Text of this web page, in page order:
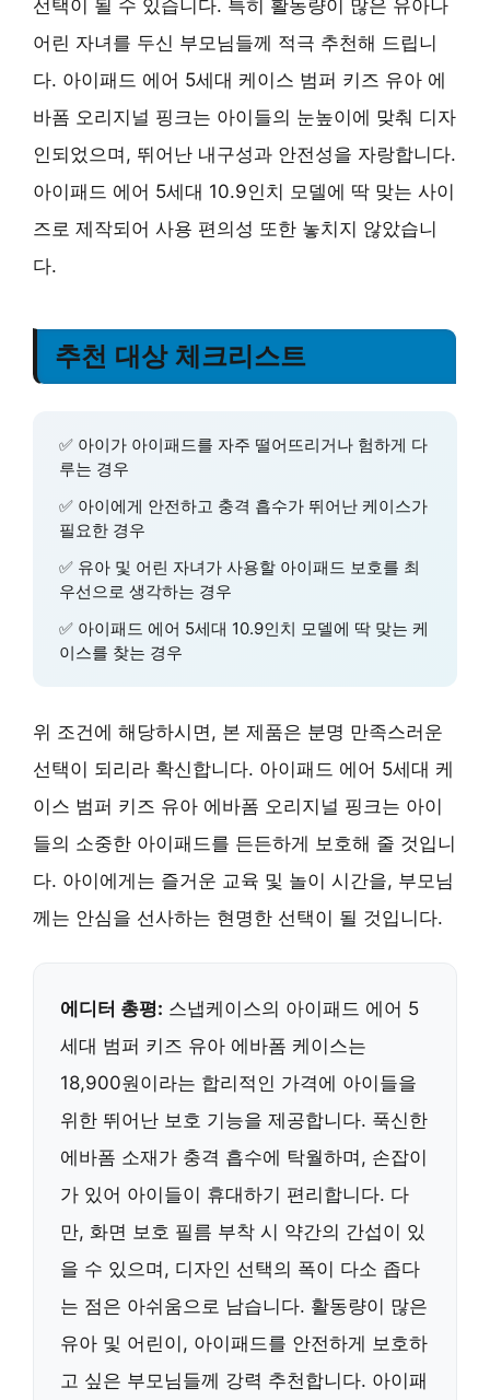
선택이 될 수 있습니다. 특히 활동량이 많은 유아나
어린 자녀를 두신 부모님들께 적극 추천해 드립니
다. 아이패드 에어 5세대 케이스 범퍼 키즈 유아 에
바폼 오리지널 핑크는 아이들의 눈높이에 맞춰 디자
인되었으며, 뛰어난 내구성과 안전성을 자랑합니다.
아이패드 에어 5세대 10.9인치 모델에 딱 맞는 사이
즈로 제작되어 사용 편의성 또한 놓치지 않았습니
다.
추천 대상 체크리스트
✅ 아이가 아이패드를 자주 떨어뜨리거나 험하게 다
루는 경우
✅ 아이에게 안전하고 충격 흡수가 뛰어난 케이스가
필요한 경우
✅ 유아 및 어린 자녀가 사용할 아이패드 보호를 최
우선으로 생각하는 경우
✅ 아이패드 에어 5세대 10.9인치 모델에 딱 맞는 케
이스를 찾는 경우
위 조건에 해당하시면, 본 제품은 분명 만족스러운
선택이 되리라 확신합니다. 아이패드 에어 5세대 케
이스 범퍼 키즈 유아 에바폼 오리지널 핑크는 아이
들의 소중한 아이패드를 든든하게 보호해 줄 것입니
다. 아이에게는 즐거운 교육 및 놀이 시간을, 부모님
께는 안심을 선사하는 현명한 선택이 될 것입니다.
에디터 총평: 스냅케이스의 아이패드 에어 5
세대 범퍼 키즈 유아 에바폼 케이스는
18,900원이라는 합리적인 가격에 아이들을
위한 뛰어난 보호 기능을 제공합니다. 푹신한
에바폼 소재가 충격 흡수에 탁월하며, 손잡이
가 있어 아이들이 휴대하기 편리합니다. 다
만, 화면 보호 필름 부착 시 약간의 간섭이 있
을 수 있으며, 디자인 선택의 폭이 다소 좁다
는 점은 아쉬움으로 남습니다. 활동량이 많은
유아 및 어린이, 아이패드를 안전하게 보호하
고 싶은 부모님들께 강력 추천합니다. 아이패